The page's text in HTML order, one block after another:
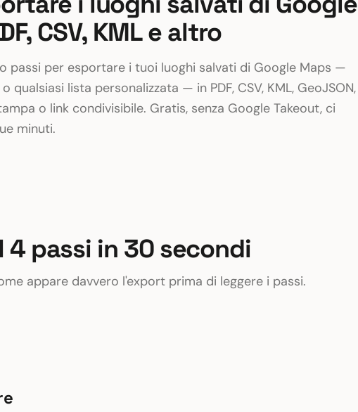
CSV, KML e altro
passi per esportare i tuoi luoghi salvati di Google Maps —
qualsiasi lista personalizzata — in PDF, CSV, KML, GeoJSON,
o link condivisibile. Gratis, senza Google Takeout, ci
minuti.
I 4 passi in 30 secondi
appare davvero l'export prima di leggere i passi.